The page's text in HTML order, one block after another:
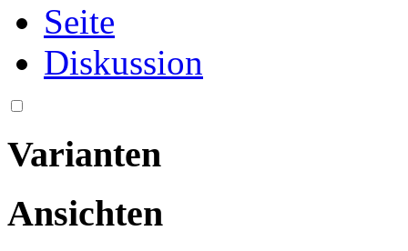
Seite
Diskussion
Varianten
Ansichten